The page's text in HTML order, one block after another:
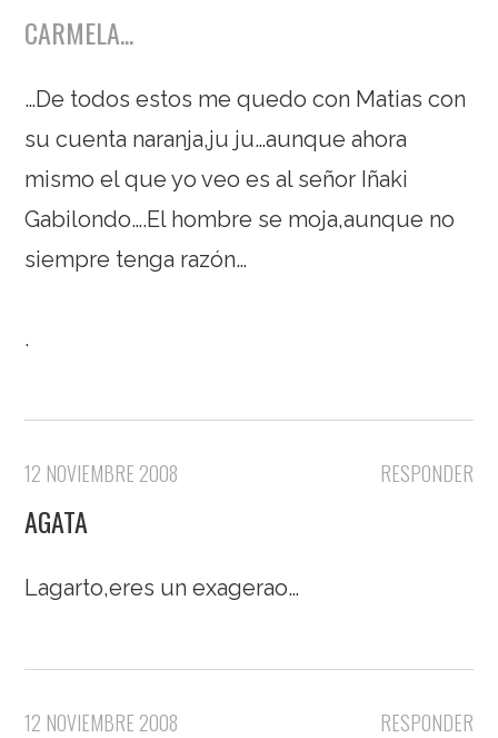
CARMELA...
…De todos estos me quedo con Matias con
su cuenta naranja,ju ju…aunque ahora
mismo el que yo veo es al señor Iñaki
Gabilondo….El hombre se moja,aunque no
siempre tenga razón…
.
RESPONDER
12 NOVIEMBRE 2008
AGATA
Lagarto,eres un exagerao…
RESPONDER
12 NOVIEMBRE 2008